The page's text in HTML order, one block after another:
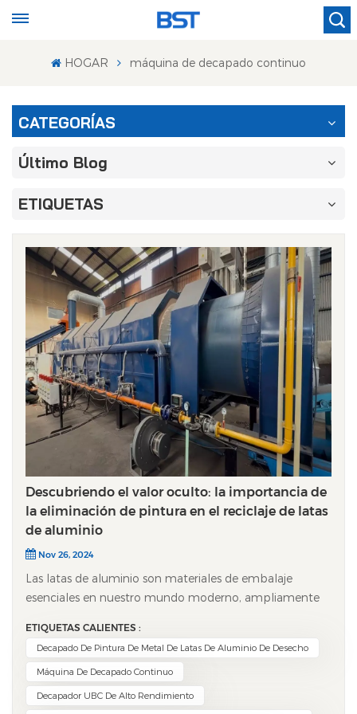
HOGAR máquina de decapado continuo
CATEGORÍAS
Último Blog
ETIQUETAS
Descubriendo el valor oculto: la importancia de
la eliminación de pintura en el reciclaje de latas
de aluminio
Nov 26, 2024
Las latas de aluminio son materiales de embalaje
esenciales en nuestro mundo moderno, ampliamente
medida que aumenta el consumo, también lo hace el
reto del reciclaje. Un paso crucial, aunque a menudo
pasado por alto, en el proceso de reciclaje es la
eliminación de la pintura, un procedimiento que
ETIQUETAS CALIENTES :
Decapado De Pintura De Metal De Latas De Aluminio De Desecho
Máquina De Decapado Continuo
Decapador UBC De Alto Rendimiento